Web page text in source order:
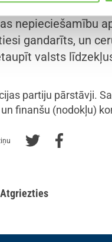
ekonomikas
nepieciešamību
gandarīts, un
valsts
partiju pārstāvji.
finanšu (nodokļu)
Atgriezties